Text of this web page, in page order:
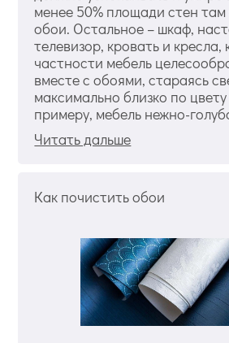
менее 50% площади стен
обои. Остальное – шкаф,
телевизор, кровать и кресла,
частности мебель
вместе с обоями, стараясь
максимально близко по
примеру, мебель нежно-
Читать дальше
Как почистить обои